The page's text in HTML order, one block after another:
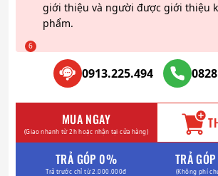
giới thiệu và người được giới thiệu
phẩm.
0913.225.494
MUA NGAY
(Giao nhanh từ 2h hoặc nhận tại cửa hàng)
TRẢ GÓP 0%
Trả trước chỉ từ 2.000.000đ
TRẢ
(Không phí